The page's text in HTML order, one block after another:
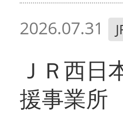
2026.07.31
ＪＲ西
援事業所